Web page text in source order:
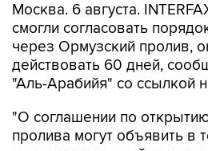
Москва. 6 августа.
смогли согласовать
через Ормузский пролив,
действовать 60 дней,
"Аль-Арабийя" со ссылкой
"О соглашении по
пролива могут объявить в